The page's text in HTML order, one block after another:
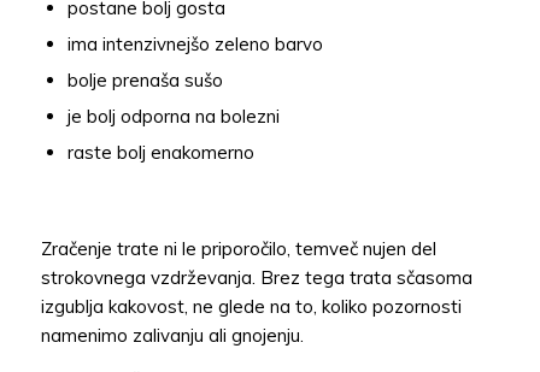
postane bolj gosta
ima intenzivnejšo zeleno barvo
bolje prenaša sušo
je bolj odporna na bolezni
raste bolj enakomerno
Zračenje trate ni le priporočilo, temveč nujen del
strokovnega vzdrževanja. Brez tega trata sčasoma
izgublja kakovost, ne glede na to, koliko pozornosti
namenimo zalivanju ali gnojenju.